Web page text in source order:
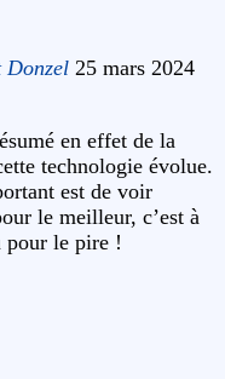
Donzel 25 mars 2024
en effet de la
technologie évolue.
est de voir
le meilleur, c’est à
le pire !